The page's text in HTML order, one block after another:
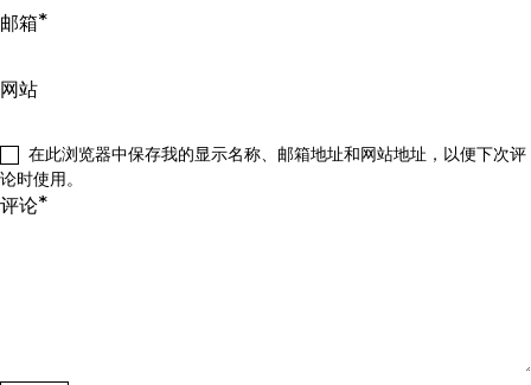
评论*
邮箱*
网站
在此浏览器中保存我的显示名称、邮箱地址和网站地址，以便下次评
论时使用。